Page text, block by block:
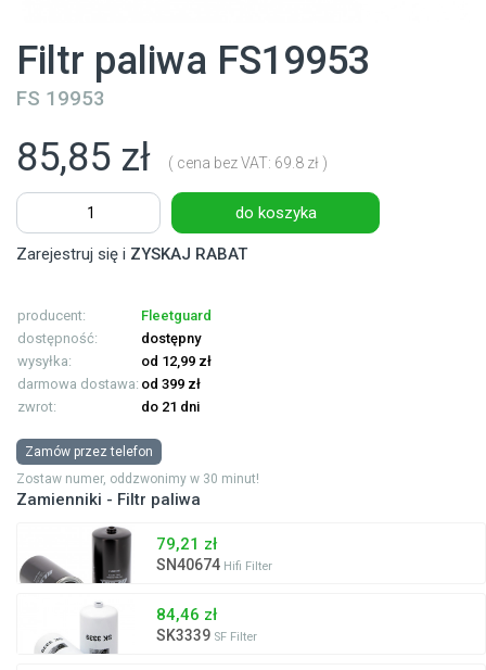
Filtr paliwa FS19953
FS 19953
85,85 zł ( cena bez VAT: 69.8 zł )
do koszyka
Zarejestruj się i ZYSKAJ RABAT
producent:
Fleetguard
dostępność:
dostępny
wysyłka:
od 12,99 zł
darmowa dostawa: od 399 zł
zwrot:
do 21 dni
Zamów przez telefon
Zostaw numer, oddzwonimy w 30 minut!
Zamienniki - Filtr paliwa
79,21 zł
SN40674 Hifi Filter
84,46 zł
SK3339 SF Filter